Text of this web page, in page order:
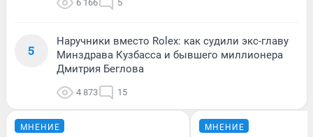
6 166 5
5
Наручники вместо Rolex: как судили экс-главу
Минздрава Кузбасса и бывшего миллионера
Дмитрия Беглова
4 873 15
МНЕНИЕ МНЕНИЕ